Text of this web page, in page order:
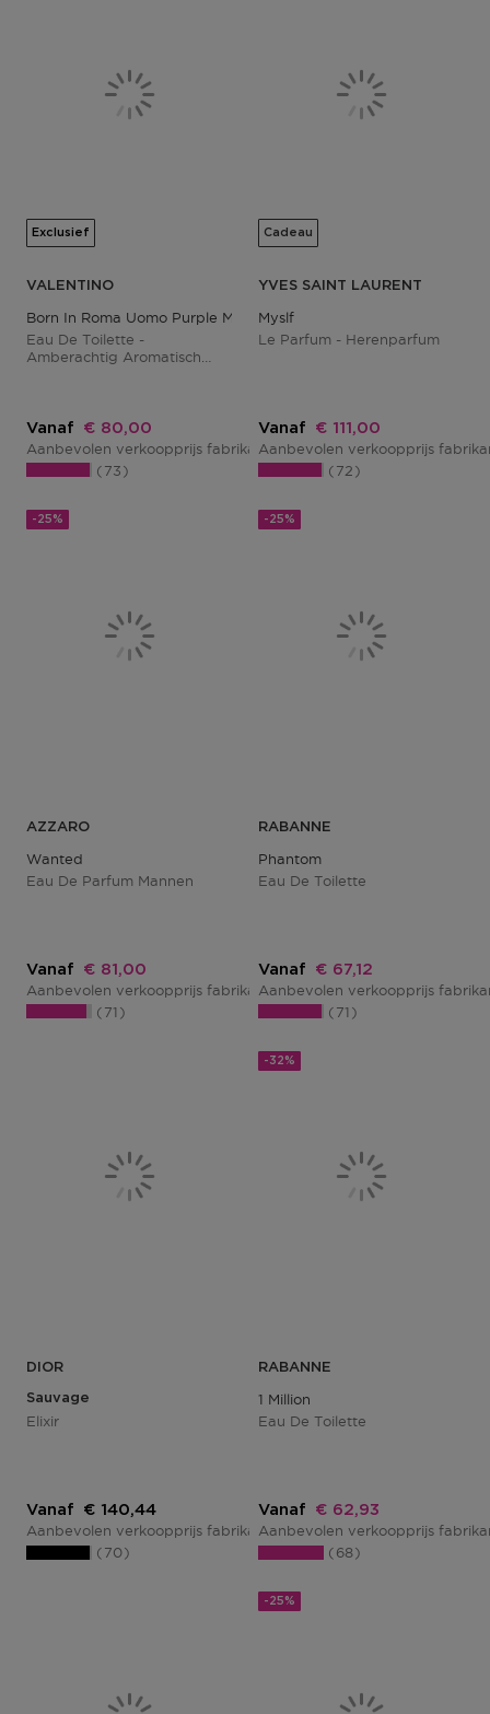
Exclusief
VALENTINO
Born In Roma Uomo Purple Melancholia
Eau De Toilette -
Amberachtig Aromatisch
Vanaf Kortingsprijs
€ 80,00
Aanbevolen verkoopprijs fabrikant€ 100,00
73
Cadeau
YVES SAINT LAURENT
Myslf
Le Parfum - Herenparfum
Vanaf Kortingsprijs
€ 111,00
Aanbevolen verkoopprijs
72
-25%
AZZARO
Wanted
Eau De Parfum Mannen
Vanaf Kortingsprijs
€ 81,00
Aanbevolen verkoopprijs fabrikant€ 108,00
71
-25%
RABANNE
Phantom
Eau De Toilette
Vanaf Kortingsprijs
€ 67,12
Aanbevolen verkoopprijs
71
DIOR
Sauvage
Elixir
Vanaf Kortingsprijs
€ 140,44
Aanbevolen verkoopprijs fabrikant€ 187,25
70
-32%
RABANNE
1 Million
Eau De Toilette
Vanaf Kortingsprijs
€ 62,93
Aanbevolen verkoopprijs
68
-25%